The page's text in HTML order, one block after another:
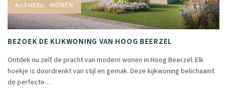
ACTUEEL, WONEN
BEZOEK DE KIJKWONING VAN HOOG BEERZEL
Ontdek nu zelf de pracht van modern wonen in Hoog Beerzel. Elk
hoekje is doordrenkt van stijl en gemak. Deze kijkwoning belichaamt
de perfecte…